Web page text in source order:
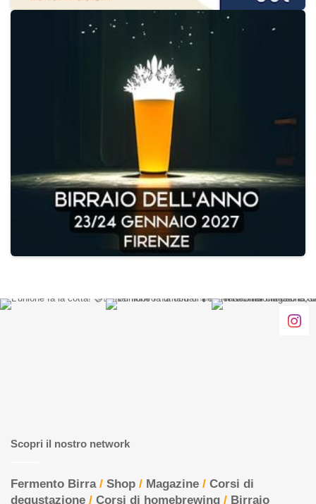
Scopri il nostro network
Fermento Birra/ Shop / Magazine / Corsi di
degustazione / Corsi di homebrewing / Birraio